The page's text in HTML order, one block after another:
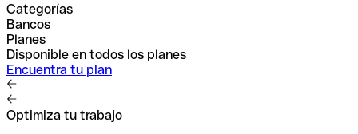
Categorías
Bancos
Planes
Disponible en todos los planes
Encuentra tu plan
Optimiza tu trabajo